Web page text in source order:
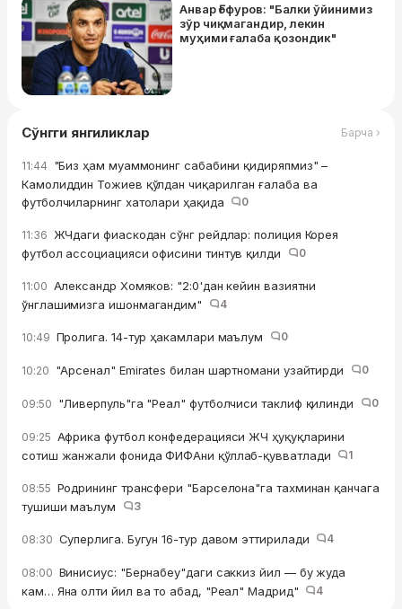
Анвар Ғофуров: "Балки ўйинимиз
зўр чиқмагандир, лекин
муҳими ғалаба қозондик"
Сўнгги янгиликлар Барча ›
11:44 "Биз ҳам муаммонинг сабабини қидиряпмиз" –
Камолиддин Тожиев қўлдан чиқарилган ғалаба ва
футболчиларнинг хатолари ҳақида
0
11:36 ЖЧдаги фиаскодан сўнг рейдлар: полиция Корея
футбол ассоциацияси офисини тинтув қилди
0
11:00 Александр Хомяков: "2:0'дан кейин вазиятни
ўнглашимизга ишонмагандим"
4
10:49 Пролига. 14-тур ҳакамлари маълум 0
10:20 "Арсенал" Emirates билан шартномани узайтирди 0
09:50 "Ливерпуль"га "Реал" футболчиси таклиф қилинди 0
09:25 Африка футбол конфедерацияси ЖЧ ҳуқуқларини
сотиш жанжали фонида ФИФАни қўллаб-қувватлади
1
08:55 Родрининг трансфери "Барселона"га тахминан қанчага
тушиши маълум
3
08:30 Суперлига. Бугун 16-тур давом эттирилади 4
08:00 Винисиус: "Бернабеу"даги саккиз йил — бу жуда
кам… Яна олти йил ва то абад, "Реал" Мадрид"
4